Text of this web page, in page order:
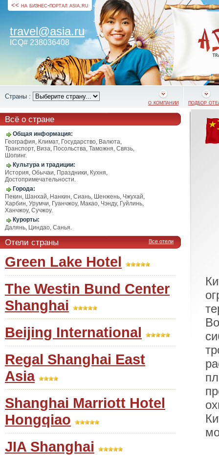
<< на бизнес-портал asia.ru
travel@asia.ru
ICQ# 238036408
Страны :
о компании
подбор
Всё о стране
Общая информация:
География, Климат, Государство, Валюта,
Транспорт, Виза, Посольства, Таможня, Связь,
Шопинг.
Культура и традиции:
История, Обычаи, Праздники, Кухня,
Достопримечательности.
Города:
Пекин, Шанхай, Нанкин, Сиань, Шенжень, Чжухай,
Харбин, Урумчи, Гуанчжоу, Макао, Чэнду, Гуйлинь,
Ханчжоу, Сучжоу.
Курорты:
Далянь, Циндао, Санья.
Все отели
Отели страны
Green Lake Hotel
The Westin Bund Center
Shanghai
Beijing International
Regal Shanghai East
Asia
Shanghai Marriott Hotel
Hongqiao
JIA Shanghai